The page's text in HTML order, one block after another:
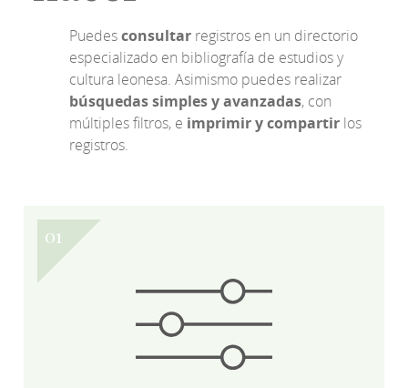
Puedesconsultar registros en un directorio
especializado en bibliografía de estudios y
cultura leonesa. Asimismo puedes realizar
búsquedas simples y avanzadas, con
múltiples filtros, e imprimir y compartir los
registros.